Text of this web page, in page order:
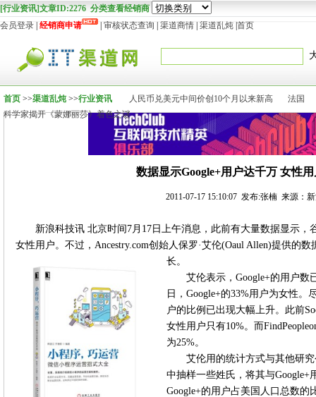
[行业资讯]文章ID:2276 分类查看经销商
会员登录 经销商申请 审核状态查询 渠道商情 渠道乱炖 首页
首页 >>渠道乱炖>>行业资讯 人民币兑美元中间价创10个月以来新高
法国
科学家揭开《蒙娜丽莎》着色之谜
数据显示Google+用户达千万 女性
2011-07-17 15:10:07 发布:张楠 来源：
新浪科技讯 北京时间7月17日上午消息，此前有大量数据显示，
女性用户。不过，Ancestry.com创始人保罗·艾伦(Oaul Allen)提供的
长。
艾伦表示，Google+的用户数
日，Google+的33%用户为女性
户的比例已出现大幅上升。此前
女性用户只有10%。而
为25%。
艾伦用的统计方式与其他研
中抽样一些姓氏，将其与
Google+的用户占美国人口总数的